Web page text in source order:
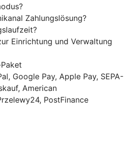
Zahlungslösung?
Einrichtung und Verwaltung
Google Pay, Apple Pay, SEPA-
American
PostFinance